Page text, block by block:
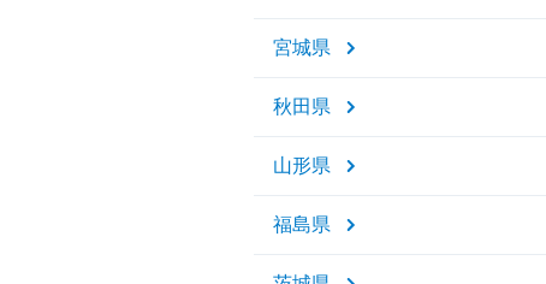
宮城県
秋田県
山形県
福島県